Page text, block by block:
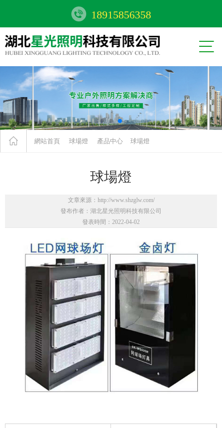
 18915856358

網站首頁 球場燈 產品中心 球場燈
球場燈
文章來源：http://www.shzglw.com/
發布作者：湖北星光照明科技有限公司
發表時間：2022-04-02